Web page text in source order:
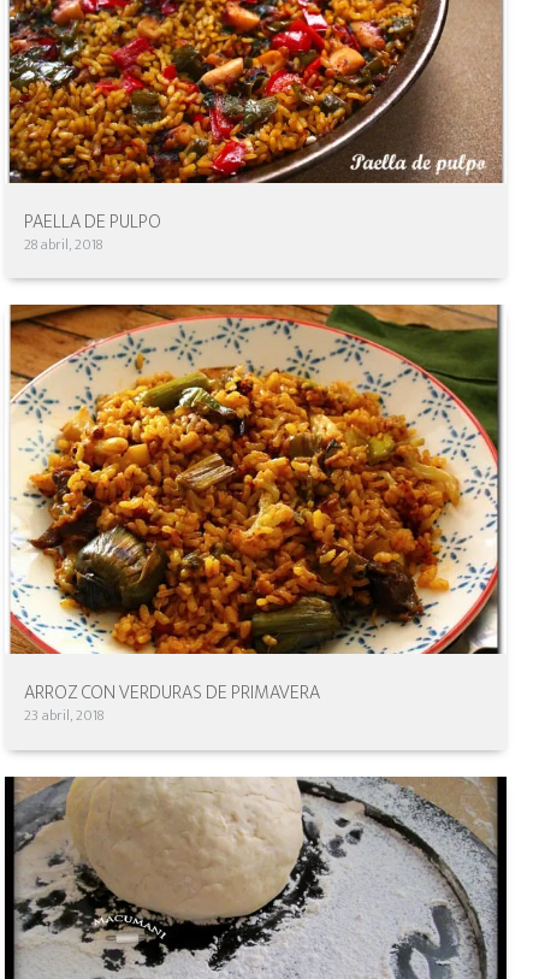
PAELLA DE PULPO
28 abril, 2018
ARROZ CON VERDURAS DE PRIMAVERA
23 abril, 2018